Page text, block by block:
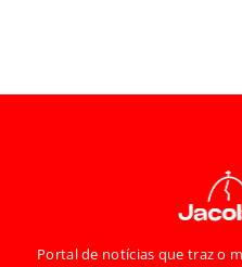
Portal de notícias que traz o